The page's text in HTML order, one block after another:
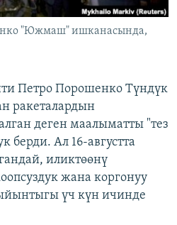
"Южмаш" ишканасында,
Петро Порошенко Түндүк
ракеталардын
деген маалыматты "тез
берди. Ал 16-августта
иликтөөнү
жана коргонуу
үч күн ичинде